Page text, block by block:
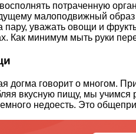
потраченную
малоподвижный
пару, уважать овощи и
Как минимум мыть руки
догма говорит о многом.
вкусную пищу, мы
недоесть. Это